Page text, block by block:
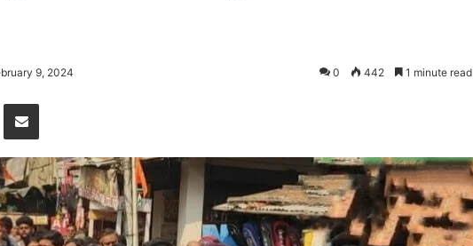
9, 2024 0 442 1 minute read
Share via Email